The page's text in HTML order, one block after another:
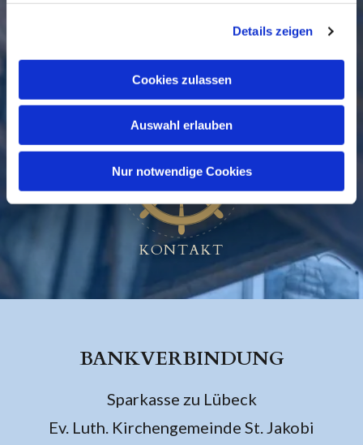
Details zeigen
Cookies zulassen
Auswahl erlauben
Nur notwendige Cookies
GEMEINDE BESUCHEN
KONTAKT
BANKVERBINDUNG
Sparkasse zu Lübeck
Ev. Luth. Kirchengemeinde St. Jakobi